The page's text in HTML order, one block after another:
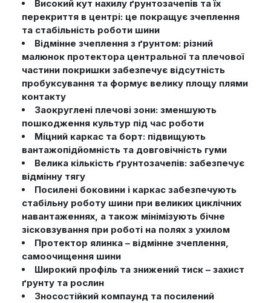
Високий кут нахилу ґрунтозачепів та їх
перекриття в центрі: це покращує зчеплення
та стабільність роботи шини
Відмінне зчеплення з ґрунтом: різний
малюнок протектора центральної та плечової
частини покришки забезпечує відсутність
пробуксування та формує велику площу плями
контакту
Заокруглені плечові зони: зменшують
пошкодження культур під час роботи
Міцний каркас та борт: підвищують
вантажопідйомність та довговічність гуми
Велика кількість ґрунтозачепів: забезпечує
відмінну тягу
Посилені боковини і каркас забезпечують
стабільну роботу шини при великих циклічних
навантаженнях, а також мінімізують бічне
зісковзування при роботі на полях з ухилом
Протектор ялинка – відмінне зчеплення,
самоочищення шини
Широкий профіль та знижений тиск – захист
ґрунту та рослин
Зносостійкий компаунд та посилений